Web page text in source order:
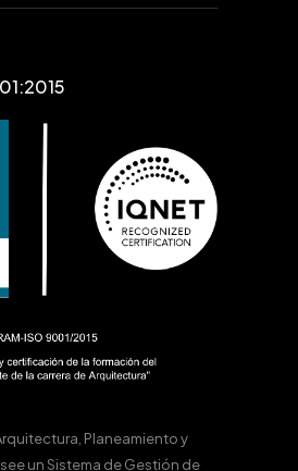
Planeamiento y
un Sistema de Gestión de